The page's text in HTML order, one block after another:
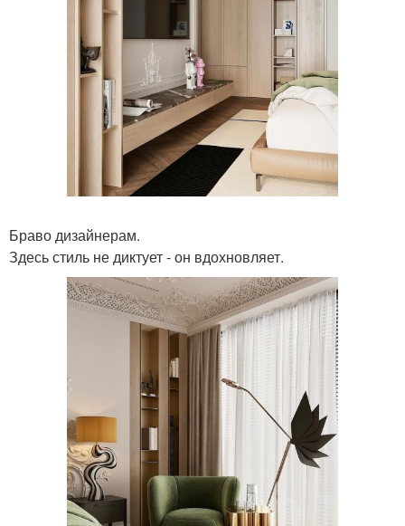
Браво дизайнерам.
Здесь стиль не диктует - он вдохновляет.